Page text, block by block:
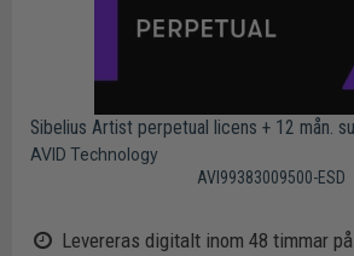
Sibelius Artist perpetual licens + 12 mån.
AVID Technology
AVI99383009500-ESD
Levereras digitalt inom 48 timmar på